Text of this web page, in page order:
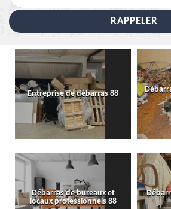
Entreprise de débarras 88
Débarras de bureaux et
locaux professionnels 88